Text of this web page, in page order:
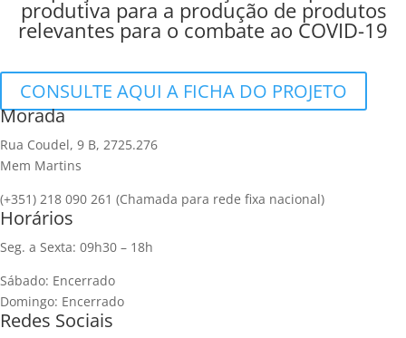
produtiva para a produção de produtos
relevantes para o combate ao COVID-19
CONSULTE AQUI A FICHA DO PROJETO
Morada
Rua Coudel, 9 B, 2725.276
Mem Martins
(+351) 218 090 261 (Chamada para rede fixa nacional)
Horários
Seg. a Sexta: 09h30 – 18h
Sábado: Encerrado
Domingo: Encerrado
Redes Sociais